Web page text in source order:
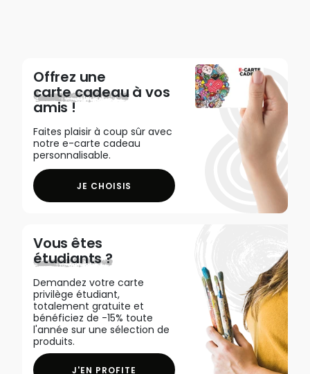
Offrez une
carte cadeauà vos
amis !
Faites plaisir à coup sûr avec
notre e-carte cadeau
personnalisable.
JE CHOISIS
Vous êtes
étudiants ?
Demandez votre carte
privilège étudiant,
totalement gratuite et
bénéficiez de -15% toute
l'année sur une sélection de
produits.
J'EN PROFITE